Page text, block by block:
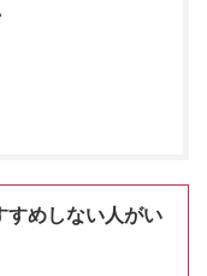
すめしない人がい